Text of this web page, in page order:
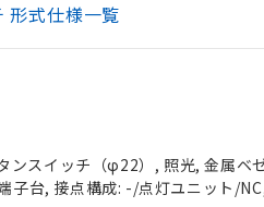
形式仕様一覧
ンスイッチ（φ22）, 照光, 金属ベ
子台, 接点構成: -/点灯ユニット/